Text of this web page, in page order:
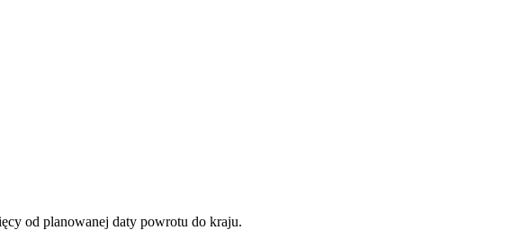
od planowanej daty powrotu do kraju.